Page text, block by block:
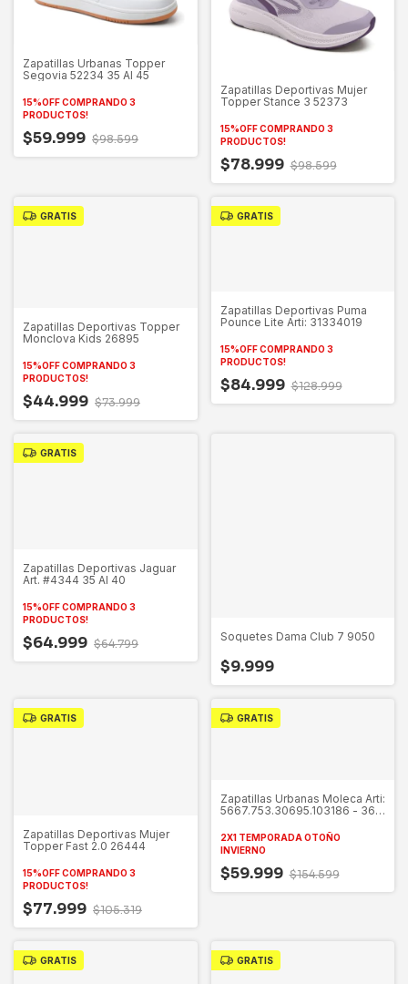
Zapatillas Urbanas Topper
Segovia 52234 35 Al 45
15%OFF COMPRANDO 3
PRODUCTOS!
$59.999 $98.599
Zapatillas Deportivas Mujer
Topper Stance 3 52373
15%OFF COMPRANDO 3
PRODUCTOS!
$78.999 $98.599
GRATIS
Zapatillas Deportivas Topper
Monclova Kids 26895
15%OFF COMPRANDO 3
PRODUCTOS!
$44.999 $73.999
GRATIS
Zapatillas Deportivas Puma
Pounce Lite Arti: 31334019
15%OFF COMPRANDO 3
PRODUCTOS!
$84.999 $128.999
GRATIS
Zapatillas Deportivas Jaguar
Art. #4344 35 Al 40
15%OFF COMPRANDO 3
PRODUCTOS!
$64.999 $64.799
Soquetes Dama Club 7 9050
$9.999
GRATIS
Zapatillas Deportivas Mujer
Topper Fast 2.0 26444
15%OFF COMPRANDO 3
PRODUCTOS!
$77.999 $105.319
GRATIS
Zapatillas Urbanas Moleca Arti:
5667.753.30695.103186 - 36
2X1 TEMPORADA OTOÑO
INVIERNO
$59.999 $154.599
GRATIS GRATIS